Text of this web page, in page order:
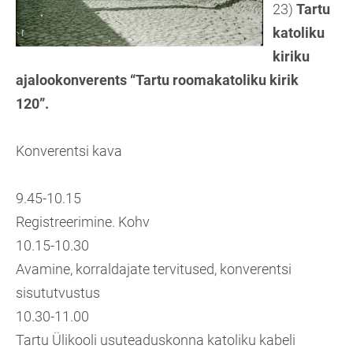
23)Tartu
katoliku
kiriku
ajalookonverents “Tartu roomakatoliku kirik
120”.
Konverentsi kava
9.45-10.15
Registreerimine. Kohv
10.15-10.30
Avamine, korraldajate tervitused, konverentsi
sisututvustus
10.30-11.00
Tartu Ülikooli usuteaduskonna katoliku kabeli